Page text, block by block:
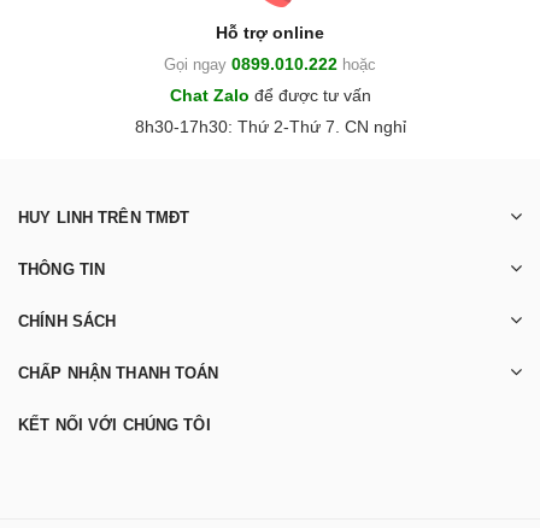
Hỗ trợ online
Gọi ngay 0899.010.222 hoặc
Chat Zalo để được tư vấn
8h30-17h30: Thứ 2-Thứ 7. CN nghỉ
HUY LINH TRÊN TMĐT
THÔNG TIN
CHÍNH SÁCH
CHẤP NHẬN THANH TOÁN
KẾT NỐI VỚI CHÚNG TÔI